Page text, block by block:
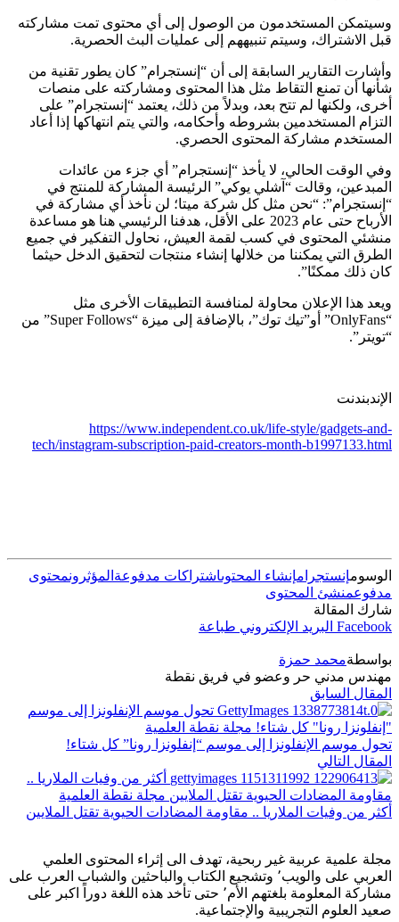
وسيتمكن المستخدمون من الوصول إلى أي محتوى تمت مشاركته
قبل الاشتراك، وسيتم تنبيههم إلى عمليات البث الحصرية.
وأشارت التقارير السابقة إلى أن “إنستجرام” كان يطور تقنية من
شأنها أن تمنع التقاط مثل هذا المحتوى ومشاركته على منصات
أخرى، ولكنها لم تتح بعد، وبدلاً من ذلك، يعتمد “إنستجرام” على
التزام المستخدمين بشروطه وأحكامه، والتي يتم انتهاكها إذا أعاد
المستخدم مشاركة المحتوى الحصري.
وفي الوقت الحالي، لا يأخذ “إنستجرام” أي جزء من عائدات
المبدعين، وقالت “آشلي يوكي” الرئيسة المشاركة للمنتج في
“إنستجرام”: “نحن مثل كل شركة ميتا؛ لن نأخذ أي مشاركة في
الأرباح حتى عام 2023 على الأقل، هدفنا الرئيسي هنا هو مساعدة
منشئي المحتوى في كسب لقمة العيش، نحاول التفكير في جميع
الطرق التي يمكننا من خلالها إنشاء منتجات لتحقيق الدخل حيثما
كان ذلك ممكنًا”.
ويعد هذا الإعلان محاولة لمنافسة التطبيقات الأخرى مثل
“OnlyFans” أو”تيك توك”، بالإضافة إلى ميزة “Super Follows” من
“تويتر”.
الإندبندنت
https://www.independent.co.uk/life-style/gadgets-and-
tech/instagram-subscription-paid-creators-month-b1997133.html
الوسومإنستجرامإنشاء المحتوىاشتراكات مدفوعة المؤثرونمحتوى
مدفوعمنشئ المحتوى
شارك المقالة
Facebook البريد الإلكتروني طباعة
بواسطةمحمد حمزة
مهندس مدني حر وعضو في فريق نقطة
المقال السابق
تحول موسم الإنفلونزا إلى موسم “إنفلونزا رونا” كل شتاء!
المقال التالي
أكثر من وفيات الملاريا .. مقاومة المضادات الحيوية تقتل الملايين
مجلة علمية عربية غير ربحية، تهدف الى إثراء المحتوى العلمي
العربي على والويب٬ وتشجيع الكتاب والباحثين والشباب العرب على
مشاركة المعلومة بلغتهم الأم٬ حتى تأخد هذه اللغة دوراً اكبر على
صعيد العلوم التجريبية والإجتماعية.